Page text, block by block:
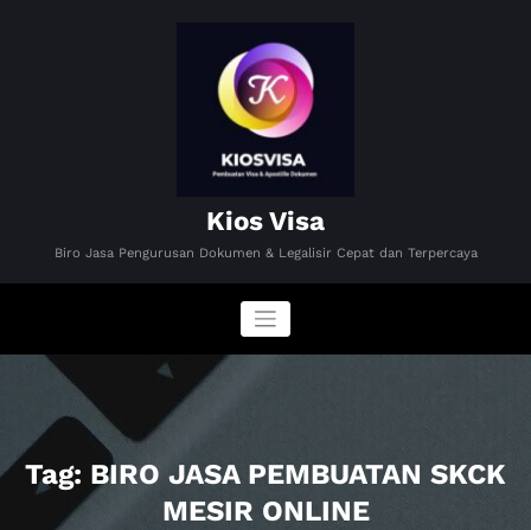
Kios Visa
Biro Jasa Pengurusan Dokumen & Legalisir Cepat dan Terpercaya
Tag: BIRO JASA PEMBUATAN SKCK
MESIR ONLINE